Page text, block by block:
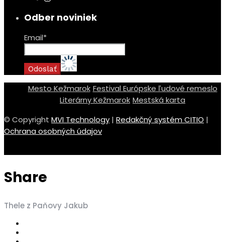
Odber noviniek
Email*
Mesto Kežmarok Festival Európske ľudové remeslo
Literárny Kežmarok Mestská karta
© Copyright MVI Technology | Redakčný systém CITIO |
Ochrana osobných údajov
Share
Thele z Paňovy Jakub